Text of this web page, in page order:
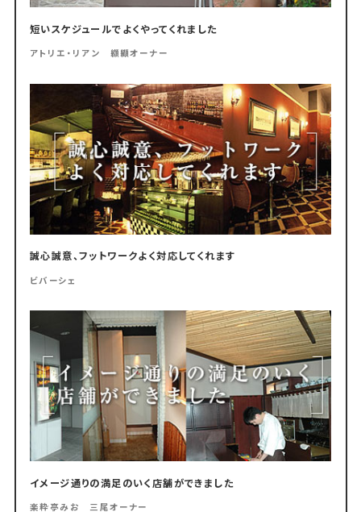
短いスケジュールでよくやってくれました
アトリエ・リアン 纐纈オーナー
誠心誠意、フットワークよく対応してくれます
ビバーシェ
イメージ通りの満足のいく店舗ができました
楽粋亭みお 三尾オーナー